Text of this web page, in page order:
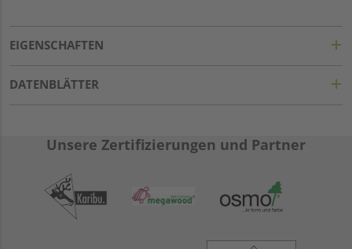
EIGENSCHAFTEN
DATENBLÄTTER
Unsere Zertifizierungen und Partner